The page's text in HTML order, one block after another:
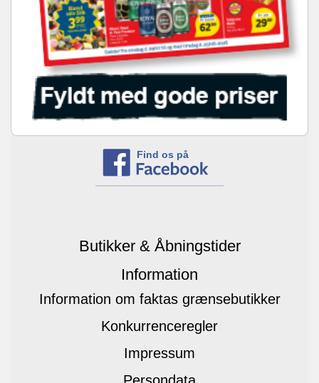
Find os på
Butikker & Åbningstider
Information
Information om faktas grænsebutikker
Konkurrenceregler
Impressum